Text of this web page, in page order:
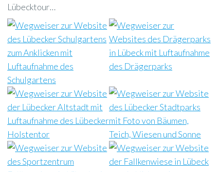
Lübecktour…